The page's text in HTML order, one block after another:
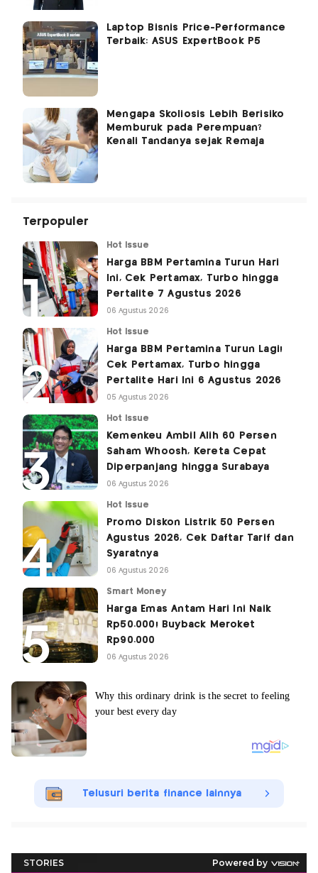
Laptop Bisnis Price-Performance
Terbaik: ASUS ExpertBook P5
Mengapa Skoliosis Lebih Berisiko
Memburuk pada Perempuan?
Kenali Tandanya sejak Remaja
Terpopuler
Hot Issue
Harga BBM Pertamina Turun Hari
Ini, Cek Pertamax, Turbo hingga
Pertalite 7 Agustus 2026
06 Agustus 2026
Hot Issue
Harga BBM Pertamina Turun Lagi!
Cek Pertamax, Turbo hingga
Pertalite Hari Ini 6 Agustus 2026
05 Agustus 2026
Hot Issue
Kemenkeu Ambil Alih 60 Persen
Saham Whoosh, Kereta Cepat
Diperpanjang hingga Surabaya
06 Agustus 2026
Hot Issue
Promo Diskon Listrik 50 Persen
Agustus 2026, Cek Daftar Tarif dan
Syaratnya
06 Agustus 2026
Smart Money
Harga Emas Antam Hari Ini Naik
Rp50.000! Buyback Meroket
Rp90.000
06 Agustus 2026
Telusuri berita finance lainnya